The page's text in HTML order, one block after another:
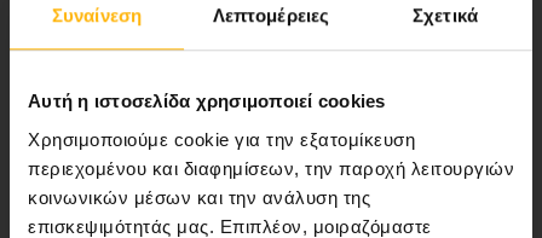
Συναίνεση Λεπτομέρειες Σχετικά
Αυτή η ιστοσελίδα χρησιμοποιεί cookies
Χρησιμοποιούμε cookie για την εξατομίκευση
περιεχομένου και διαφημίσεων, την παροχή λειτουργιών
κοινωνικών μέσων και την ανάλυση της
επισκεψιμότητάς μας. Επιπλέον, μοιραζόμαστε
Αποστολή μας να παρέχουμε υψηλής
υγείας.
Περιοχή Ιατρών